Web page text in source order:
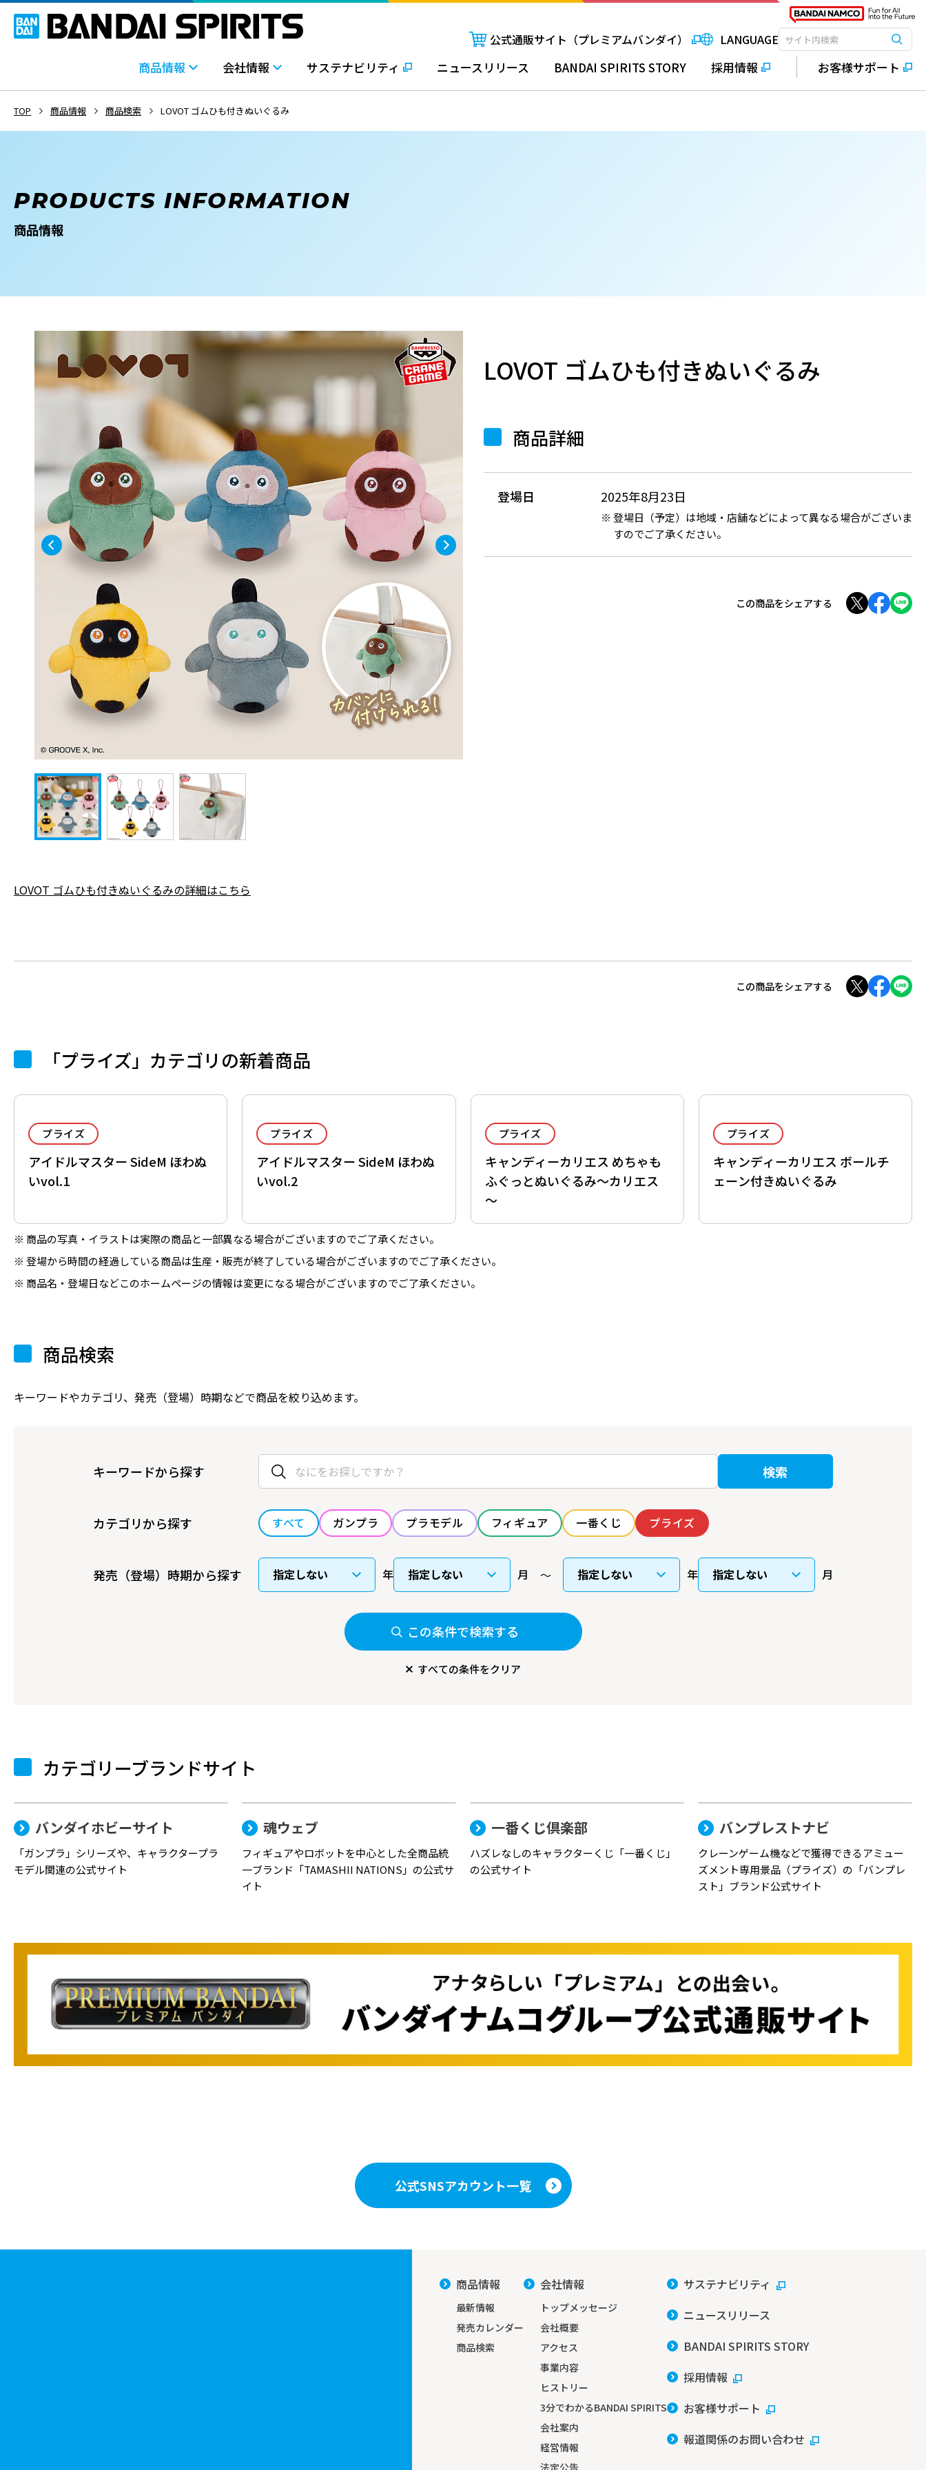
公式通販サイト（プレミアムバンダイ） LANGUAGE検索キーワード入力 検索
商品情報 会社情報 サステナビリティ ニュースリリース BANDAI SPIRITS STORY 採用情報 お客様サポート
TOP 商品情報 商品検索 LOVOT ゴムひも付きぬいぐるみ
PRODUCTS INFORMATION
商品情報
LOVOT ゴムひも付きぬいぐるみ
商品詳細
登場日 2025年8月23日
登場日（予定）は地域・店舗などによって異なる場合がございま
すのでご了承ください。
この商品をシェアする
LOVOT ゴムひも付きぬいぐるみの詳細はこちら
この商品をシェアする
「プライズ」カテゴリの新着商品
プライズ
アイドルマスター SideM ほわぬ
いvol.1
プライズ
アイドルマスター SideM ほわぬ
いvol.2
プライズ
キャンディーカリエス めちゃも
ふぐっとぬいぐるみ～カリエス
～
プライズ
キャンディーカリエス ボールチ
ェーン付きぬいぐるみ
商品の写真・イラストは実際の商品と一部異なる場合がございますのでご了承ください。
登場から時間の経過している商品は生産・販売が終了している場合がございますのでご了承ください。
商品名・登場日などこのホームページの情報は変更になる場合がございますのでご了承ください。
商品検索
キーワードやカテゴリ、発売（登場）時期などで商品を絞り込めます。
キーワードから探す 検索
カテゴリから探す すべて ガンプラ プラモデル フィギュア 一番くじ プライズ
発売（登場）時期から探す 年 月 年 月
この条件で検索する
すべての条件をクリア
カテゴリーブランドサイト
バンダイホビーサイト
「ガンプラ」シリーズや、キャラクタープラ
モデル関連の公式サイト
魂ウェブ
フィギュアやロボットを中心とした全商品統
一ブランド「TAMASHII NATIONS」の公式サ
イト
一番くじ倶楽部
ハズレなしのキャラクターくじ「一番くじ」
の公式サイト
バンプレストナビ
クレーンゲーム機などで獲得できるアミュー
ズメント専用景品（プライズ）の「バンプレ
スト」ブランド公式サイト
公式SNSアカウント一覧
商品情報
最新情報
発売カレンダー
商品検索
会社情報
トップメッセージ
会社概要
アクセス
事業内容
ヒストリー
3分でわかるBANDAI SPIRITS
会社案内
経営情報
サステナビリティ
ニュースリリース
BANDAI SPIRITS STORY
採用情報
お客様サポート
報道関係のお問い合わせ